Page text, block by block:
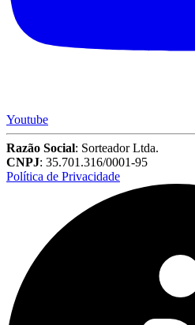
Youtube
Razão Social: Sorteador Ltda.
CNPJ: 35.701.316/0001-95
Política de Privacidade